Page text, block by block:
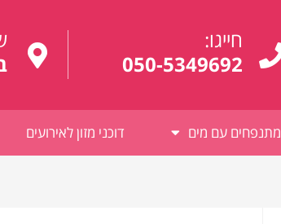
חייגו:
050-5349692
מתנפחים עם מים דוכני מזון לאירועים